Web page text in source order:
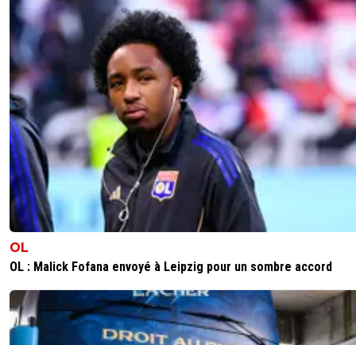
OL
OL : Malick Fofana envoyé à Leipzig pour un sombre accord